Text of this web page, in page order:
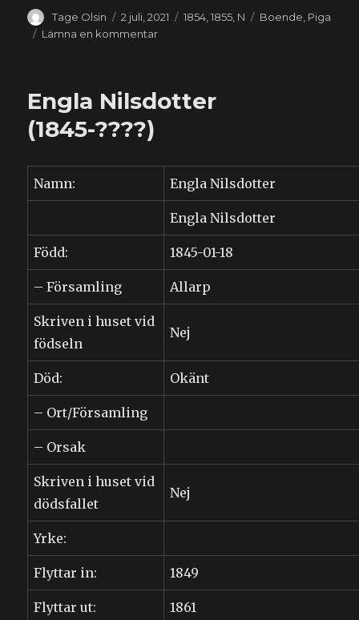
Författare
Tage Olsin
Publicerat
den
2 juli, 2021 Kategorier
1854 ,1855 N Etiketter
Boende Piga
Lämna en kommentartill
1911)
Engla Nilsdotter
(1845-????)
Namn: Engla Nilsdotter
Engla Nilsdotter
Född: 1845-01-18
– Församling Allarp
Skriven i huset vid
födseln
Nej
Död: Okänt
– Ort/Församling
– Orsak
Skriven i huset vid
dödsfallet
Nej
Yrke:
Flyttar in: 1849
Flyttar ut: 1861